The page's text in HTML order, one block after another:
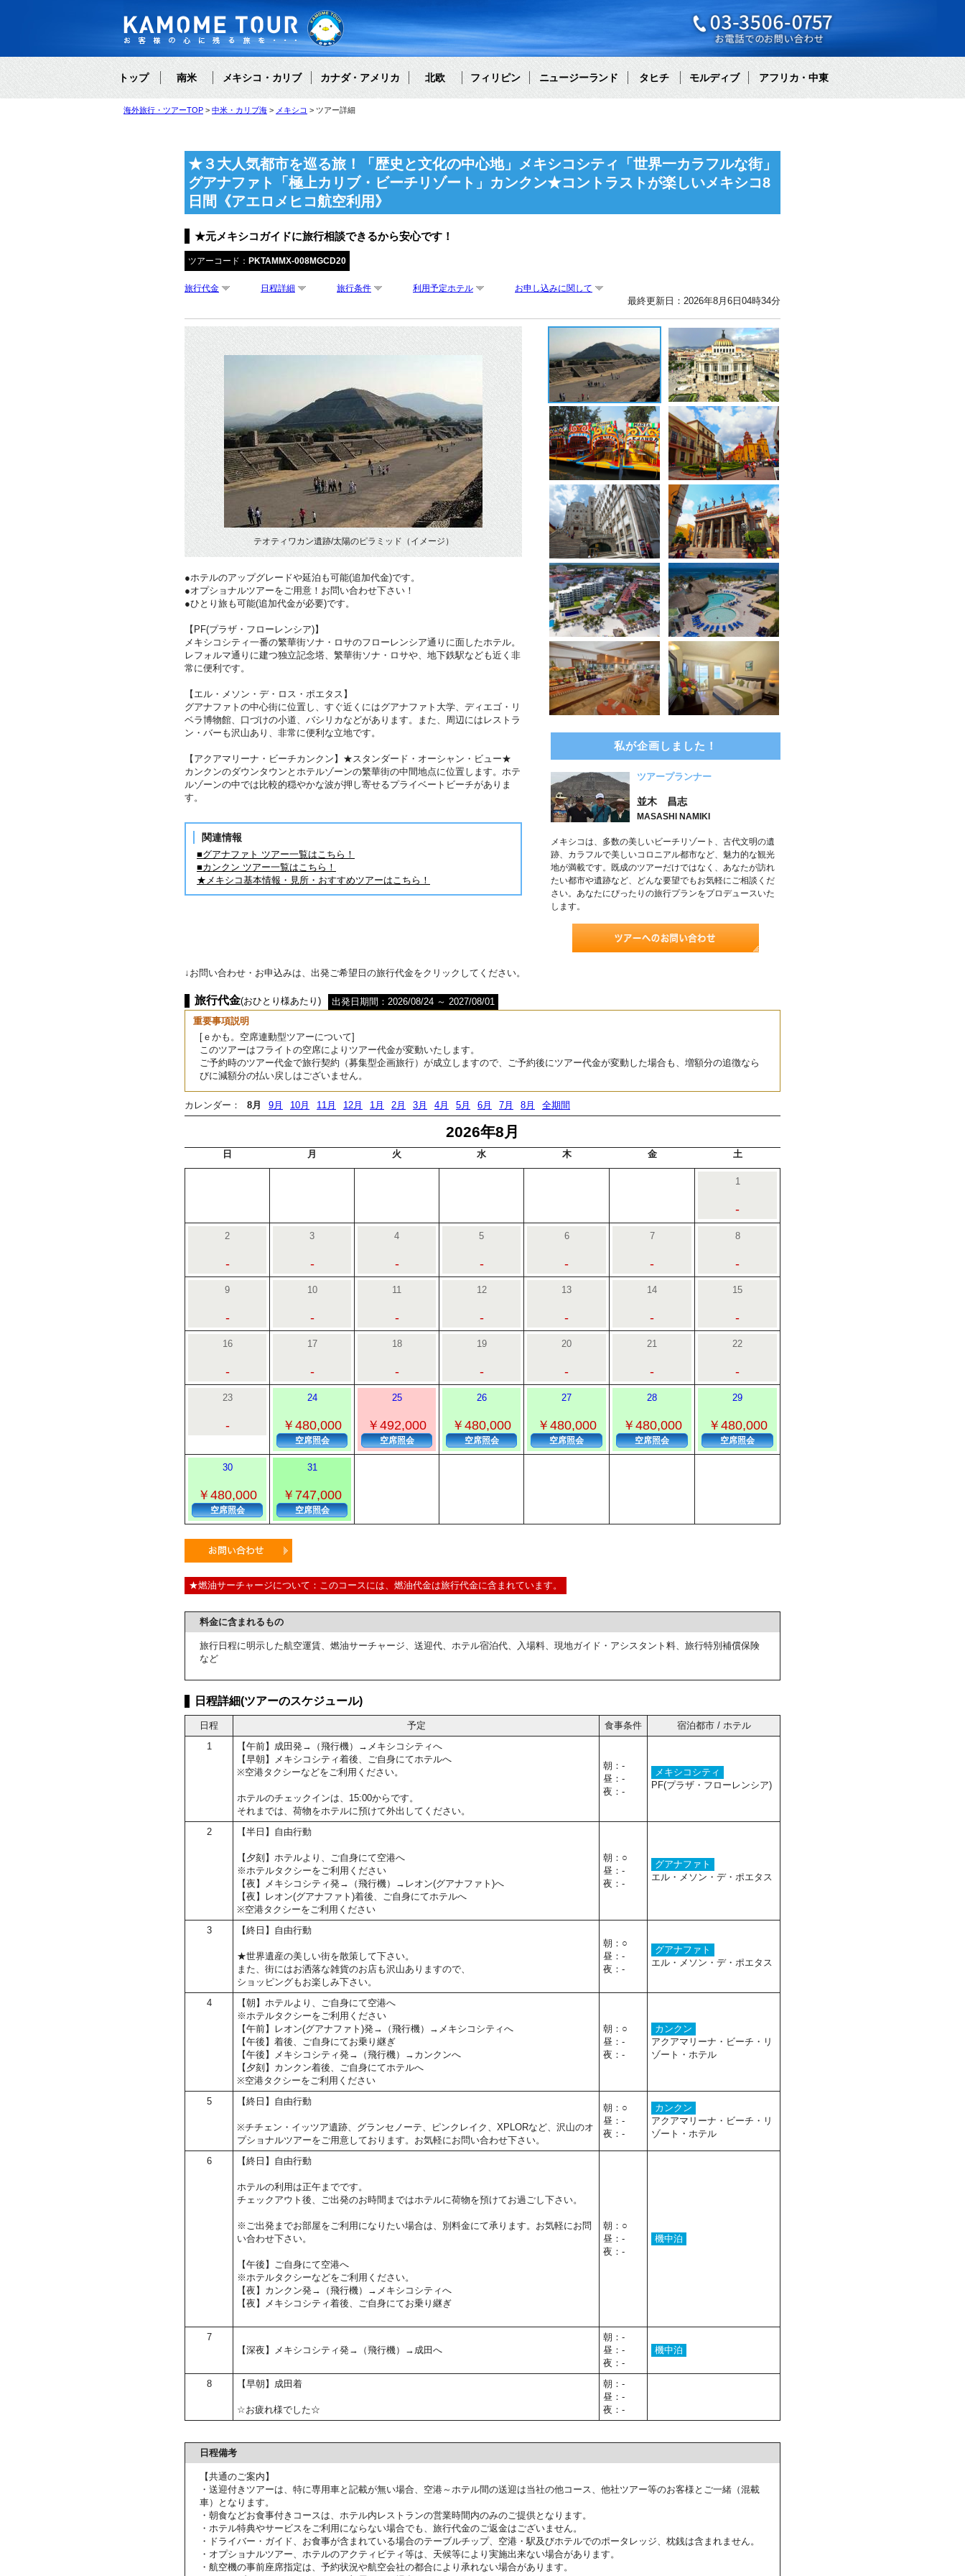
トップ 南米 メキシコ・カリブ カナダ・アメリカ 北欧 フィリピン ニュージーランド タヒチ モルディブ アフリカ・中東
海外旅行・ツアーTOP 中米・カリブ海 メキシコ ツアー詳細
★３大人気都市を巡る旅！「歴史と文化の中心地」メキシコシティ「世界一カラフルな街」
グアナファト「極上カリブ・ビーチリゾート」カンクン★コントラストが楽しいメキシコ8
日間《アエロメヒコ航空利用》
★元メキシコガイドに旅行相談できるから安心です！
ツアーコード： PKTAMMX-008MGCD20
旅行代金 日程詳細 旅行条件 利用予定ホテル お申し込みに関して
最終更新日：2026年8月6日04時34分
テオティワカン遺跡/太陽のピラミッド（イメージ）
●ホテルのアップグレードや延泊も可能(追加代金)です。
●オプショナルツアーをご用意！お問い合わせ下さい！
●ひとり旅も可能(追加代金が必要)です。
【PF(プラザ・フローレンシア)】
メキシコシティ一番の繁華街ソナ・ロサのフローレンシア通りに面したホテル。
レフォルマ通りに建つ独立記念塔、繁華街ソナ・ロサや、地下鉄駅なども近く非
常に便利です。
【エル・メソン・デ・ロス・ポエタス】
グアナファトの中心街に位置し、すぐ近くにはグアナファト大学、ディエゴ・リ
ベラ博物館、口づけの小道、バシリカなどがあります。また、周辺にはレストラ
ン・バーも沢山あり、非常に便利な立地です。
【アクアマリーナ・ビーチカンクン】★スタンダード・オーシャン・ビュー★
カンクンのダウンタウンとホテルゾーンの繁華街の中間地点に位置します。ホテ
ルゾーンの中では比較的穏やかな波が押し寄せるプライベートビーチがありま
す。
関連情報
■グアナファト ツアー一覧はこちら！
■カンクン ツアー一覧はこちら！
★メキシコ基本情報・見所・おすすめツアーはこちら！
私が企画しました！
ツアープランナー
並木 昌志
MASASHI NAMIKI
メキシコは、多数の美しいビーチリゾート、古代文明の遺
跡、カラフルで美しいコロニアル都市など、魅力的な観光
地が満載です。既成のツアーだけではなく、あなたが訪れ
たい都市や遺跡など、どんな要望でもお気軽にご相談くだ
さい。あなたにぴったりの旅行プランをプロデュースいた
します。
↓お問い合わせ・お申込みは、出発ご希望日の旅行代金をクリックしてください。
旅行代金(おひとり様あたり)
出発日期間：2026/08/24 ～ 2027/08/01
重要事項説明
[ｅかも。空席連動型ツアーについて]
このツアーはフライトの空席によりツアー代金が変動いたします。
ご予約時のツアー代金で旅行契約（募集型企画旅行）が成立しますので、ご予約後にツアー代金が変動した場合も、増額分の追徴なら
びに減額分の払い戻しはございません。
カレンダー： 8月 9月 10月 11月 12月 1月 2月 3月 4月 5月 6月 7月 8月 全期間
2026年8月
日 月 火 水 木 金 土
1
-
2
-
3
-
4
-
5
-
6
-
7
-
8
-
9
-
10
-
11
-
12
-
13
-
14
-
15
-
16
-
17
-
18
-
19
-
20
-
21
-
22
-
23
-
24
￥480,000
空席照会
25
￥492,000
空席照会
26
￥480,000
空席照会
27
￥480,000
空席照会
28
￥480,000
空席照会
29
￥480,000
空席照会
30
￥480,000
空席照会
31
￥747,000
空席照会
★燃油サーチャージについて：このコースには、燃油代金は旅行代金に含まれています。
料金に含まれるもの
旅行日程に明示した航空運賃、燃油サーチャージ、送迎代、ホテル宿泊代、入場料、現地ガイド・アシスタント料、旅行特別補償保険
など
日程詳細(ツアーのスケジュール)
日程 予定 食事条件
宿泊都市 / ホテル
1
【午前】成田発→（飛行機）→メキシコシティへ
【早朝】メキシコシティ着後、ご自身にてホテルへ
※空港タクシーなどをご利用ください。
ホテルのチェックインは、15:00からです。
それまでは、荷物をホテルに預けて外出してください。
朝：-
昼：-
夜：-
メキシコシティ
PF(プラザ・フローレンシア)
2 【半日】自由行動
【夕刻】ホテルより、ご自身にて空港へ
※ホテルタクシーをご利用ください
【夜】メキシコシティ発→（飛行機）→レオン(グアナファト)へ
【夜】レオン(グアナファト)着後、ご自身にてホテルへ
※空港タクシーをご利用ください
朝：○
昼：-
夜：-
グアナファト
エル・メソン・デ・ポエタス
3 【終日】自由行動
★世界遺産の美しい街を散策して下さい。
また、街にはお洒落な雑貨のお店も沢山ありますので、
ショッピングもお楽しみ下さい。
朝：○
昼：-
夜：-
グアナファト
エル・メソン・デ・ポエタス
4
【朝】ホテルより、ご自身にて空港へ
※ホテルタクシーをご利用ください
【午前】レオン(グアナファト)発→（飛行機）→メキシコシティへ
【午後】着後、ご自身にてお乗り継ぎ
【午後】メキシコシティ発→（飛行機）→カンクンへ
【夕刻】カンクン着後、ご自身にてホテルへ
※空港タクシーをご利用ください
朝：○
昼：-
夜：-
カンクン
アクアマリーナ・ビーチ・リ
ゾート・ホテル
5 【終日】自由行動
※チチェン・イッツア遺跡、グランセノーテ、ピンクレイク、XPLORなど、沢山のオ
プショナルツアーをご用意しております。お気軽にお問い合わせ下さい。
朝：○
昼：-
夜：-
カンクン
アクアマリーナ・ビーチ・リ
ゾート・ホテル
6 【終日】自由行動
ホテルの利用は正午までです。
チェックアウト後、ご出発のお時間まではホテルに荷物を預けてお過ごし下さい。
※ご出発までお部屋をご利用になりたい場合は、別料金にて承ります。お気軽にお問
い合わせ下さい。
【午後】ご自身にて空港へ
※ホテルタクシーなどをご利用ください。
【夜】カンクン発→（飛行機）→メキシコシティへ
【夜】メキシコシティ着後、ご自身にてお乗り継ぎ
朝：○
昼：-
夜：-
機中泊
7
【深夜】メキシコシティ発→（飛行機）→成田へ
朝：-
昼：-
夜：-
機中泊
8 【早朝】成田着
☆お疲れ様でした☆
朝：-
昼：-
夜：-
日程備考
【共通のご案内】
・送迎付きツアーは、特に専用車と記載が無い場合、空港～ホテル間の送迎は当社の他コース、他社ツアー等のお客様とご一緒（混載
車）となります。
・朝食などお食事付きコースは、ホテル内レストランの営業時間内のみのご提供となります。
・ホテル特典やサービスをご利用にならない場合でも、旅行代金のご返金はございません。
・ドライバー・ガイド、お食事が含まれている場合のテーブルチップ、空港・駅及びホテルでのポータレッジ、枕銭は含まれません。
・オプショナルツアー、ホテルのアクティビティ等は、天候等により実施出来ない場合があります。
・航空機の事前座席指定は、予約状況や航空会社の都合により承れない場合があります。